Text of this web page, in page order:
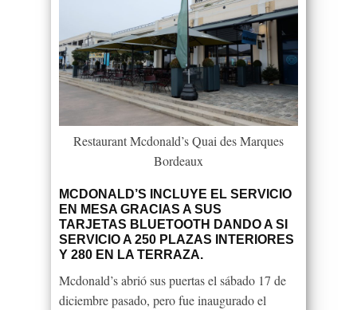
Restaurant Mcdonald’s Quai des Marques
Bordeaux
MCDONALD’S INCLUYE EL SERVICIO
EN MESA GRACIAS A SUS
TARJETAS BLUETOOTH DANDO A SI
SERVICIO A 250 PLAZAS INTERIORES
Y 280 EN LA TERRAZA.
Mcdonald’s abrió sus puertas el sábado 17 de
diciembre pasado, pero fue inaugurado el